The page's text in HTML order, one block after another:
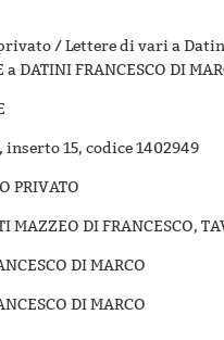
/ Lettere di vari a Datini
a DATINI FRANCESCO DI
inserto 15, codice 1402949
PRIVATO
MAZZEO DI FRANCESCO,
DI MARCO
DI MARCO